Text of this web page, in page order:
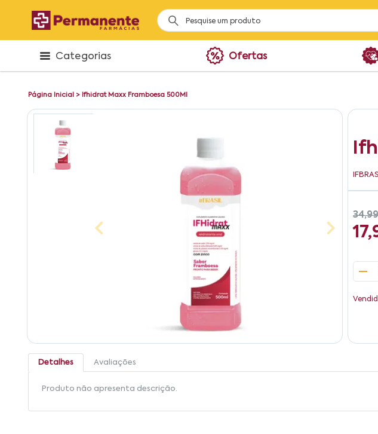
Categorias Ofertas
Página Inicial > Ifhidrat Maxx Framboesa 500Ml
34,99
Detalhes Avaliações
Produto não apresenta descrição.